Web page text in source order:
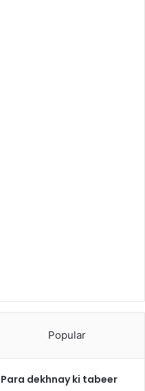
Popular
dekhnay ki tabeer